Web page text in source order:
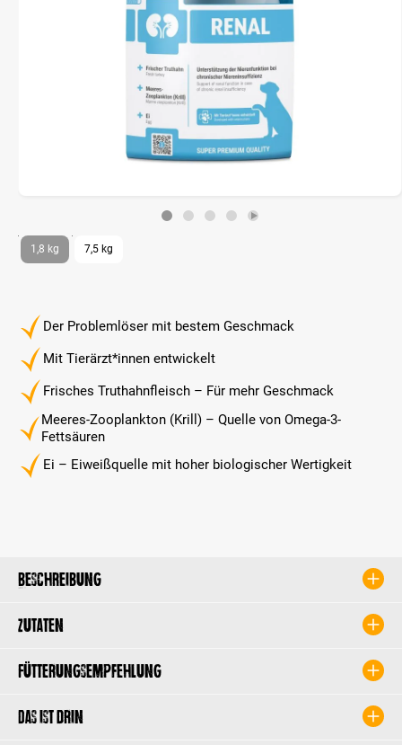
Der Problemlöser mit bestem Geschmack
Mit Tierärzt*innen entwickelt
Frisches Truthahnfleisch – Für mehr Geschmack
Meeres-Zooplankton (Krill) – Quelle von Omega-3-
Fettsäuren
Ei – Eiweißquelle mit hoher biologischer Wertigkeit
1,8 kg 7,5 kg
Beschreibung
Zutaten
Fütterungsempfehlung
Das ist drin